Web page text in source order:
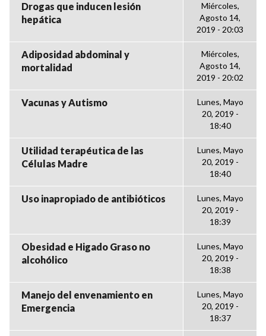
Drogas que inducen lesión
hepática
Miércoles,
Agosto 14,
2019 - 20:03
Adiposidad abdominal y
mortalidad
Miércoles,
Agosto 14,
2019 - 20:02
Vacunas y Autismo
Lunes, Mayo
20, 2019 -
18:40
Utilidad terapéutica de las
Células Madre
Lunes, Mayo
20, 2019 -
18:40
Uso inapropiado de antibióticos
Lunes, Mayo
20, 2019 -
18:39
Obesidad e Higado Graso no
alcohólico
Lunes, Mayo
20, 2019 -
18:38
Manejo del envenamiento en
Emergencia
Lunes, Mayo
20, 2019 -
18:37